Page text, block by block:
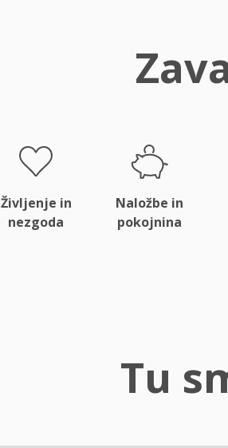
Življenje in
nezgoda
Naložbe in
pokojnina
Tu